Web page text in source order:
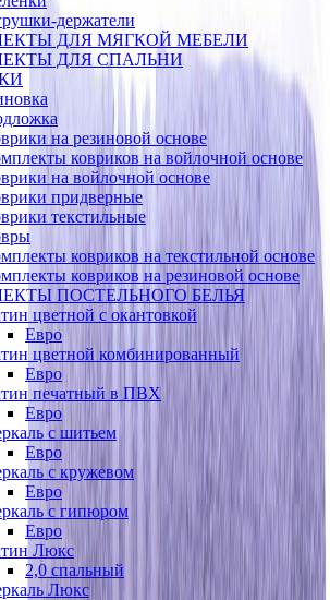
держатели
ДЛЯ МЯГКОЙ МЕБЕЛИ
ДЛЯ СПАЛЬНИ
на резиновой основе
ковриков на войлочной основе
на войлочной основе
придверные
текстильные
ковриков на текстильной основе
ковриков на резиновой основе
ПОСТЕЛЬНОГО БЕЛЬЯ
цветной с окантовкой
Евро
цветной комбинированный
Евро
печатный в ПВХ
Евро
с шитьем
Евро
с кружевом
Евро
с гипюром
Евро
Люкс
2,0 спальный
Люкс